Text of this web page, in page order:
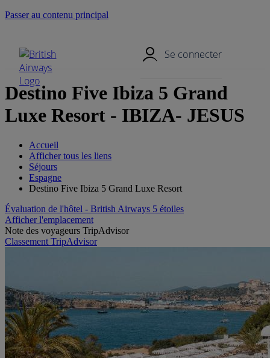
Passer au contenu principal
Se connecter
Destino Five Ibiza 5 Grand
Luxe Resort - IBIZA- JESUS
Accueil
Afficher tous les liens
Séjours
Espagne
Destino Five Ibiza 5 Grand Luxe Resort
Évaluation de l'hôtel - British Airways 5 étoiles
Afficher l'emplacement
Note des voyageurs TripAdvisor
Classement TripAdvisor